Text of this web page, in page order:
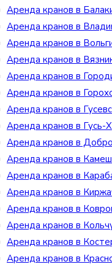
Аренда кранов в
Аренда кранов в
Аренда кранов в
Аренда кранов в
Аренда кранов в
Аренда кранов в
Аренда кранов в
Аренда кранов в Гусь-
Аренда кранов в
Аренда кранов в
Аренда кранов в
Аренда кранов в
Аренда кранов в
Аренда кранов в
Аренда кранов в
Аренда кранов в